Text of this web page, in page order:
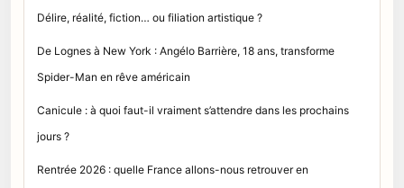
Délire, réalité, fiction… ou filiation artistique ?
De Lognes à New York : Angélo Barrière, 18 ans, transforme
Spider-Man en rêve américain
Canicule : à quoi faut-il vraiment s’attendre dans les prochains
jours ?
Rentrée 2026 : quelle France allons-nous retrouver en